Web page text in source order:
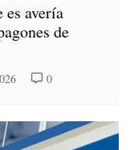
es avería
de
0